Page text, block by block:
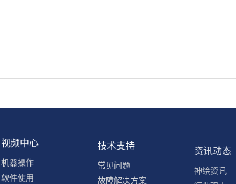
视频中心
机器操作
软件使用
技术支持
常见问题
故障解决方案